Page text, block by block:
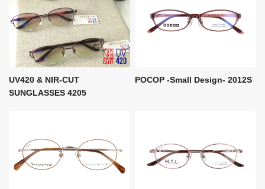
UV420 & NIR-CUT
SUNGLASSES 4205
POCOP -Small Design- 2012S